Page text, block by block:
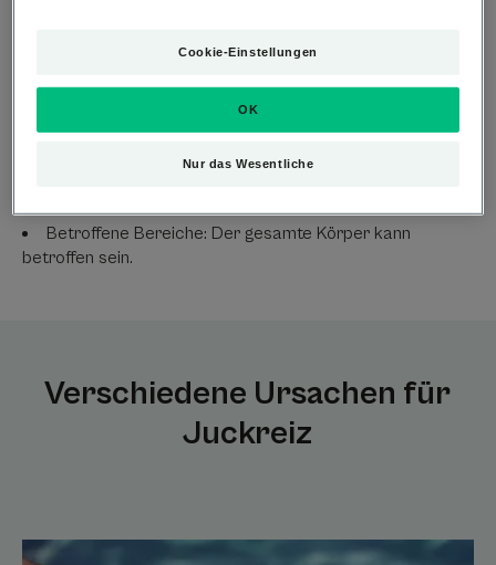
der/die gegebenenfalls die Ursache für den Juckreiz
identifizieren kann.
Betroffene Bereiche: Der gesamte Körper kann
betroffen sein.
Verschiedene Ursachen für
Juckreiz
Linderung
Cookie-Einstellungen
Nur das Wesentliche
OK